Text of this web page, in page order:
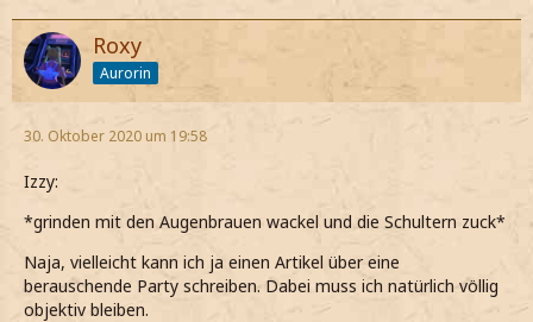
Roxy
Aurorin
30. Oktober 2020 um 19:58
Izzy:
*grinden mit den Augenbrauen wackel und die Schultern zuck*
Naja, vielleicht kann ich ja einen Artikel über eine
berauschende Party schreiben. Dabei muss ich natürlich völlig
objektiv bleiben.